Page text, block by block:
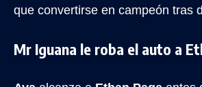
que convertirse en campeón tras
Mr Iguana le roba el auto a